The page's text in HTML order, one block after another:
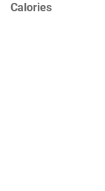
Calories